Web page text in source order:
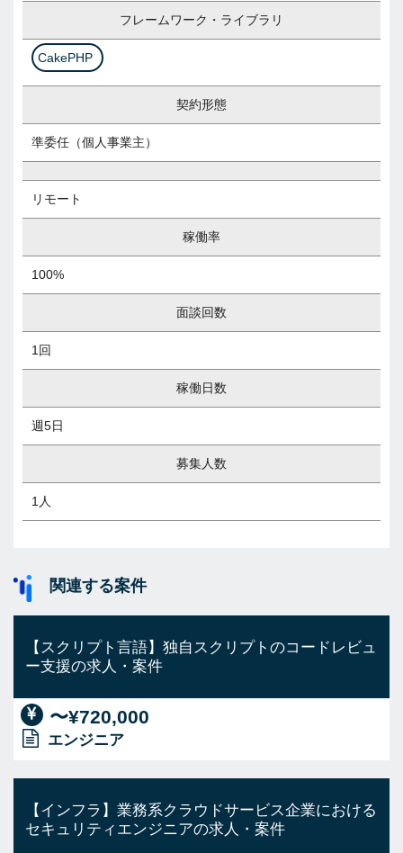
フレームワーク・ライブラリ
CakePHP
契約形態
準委任（個人事業主）
リモート
稼働率
100%
面談回数
1回
稼働日数
週5日
募集人数
1人
関連する案件
【スクリプト言語】独自スクリプトのコードレビュ
ー支援の求人・案件
〜¥720,000
エンジニア
【インフラ】業務系クラウドサービス企業における
セキュリティエンジニアの求人・案件